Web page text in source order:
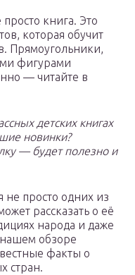
книга. Это
которая обучит
Прямоугольники,
фигурами
— читайте в
детских книгах
новинки?
— будет полезно и
не просто одних из
рассказать о её
народа и даже
обзоре
факты о
стран.